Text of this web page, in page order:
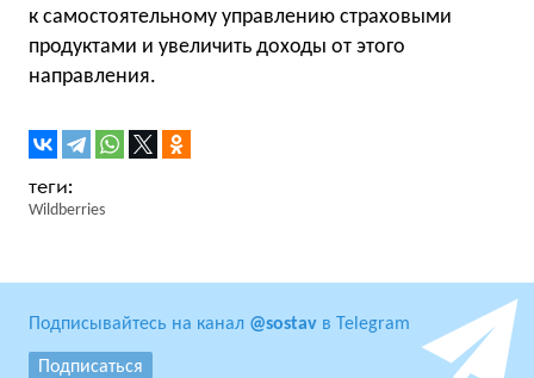
к самостоятельному управлению страховыми
продуктами и увеличить доходы от этого
направления.
Wildberries
Подписывайтесь на канал @sostav в Telegram
Подписаться